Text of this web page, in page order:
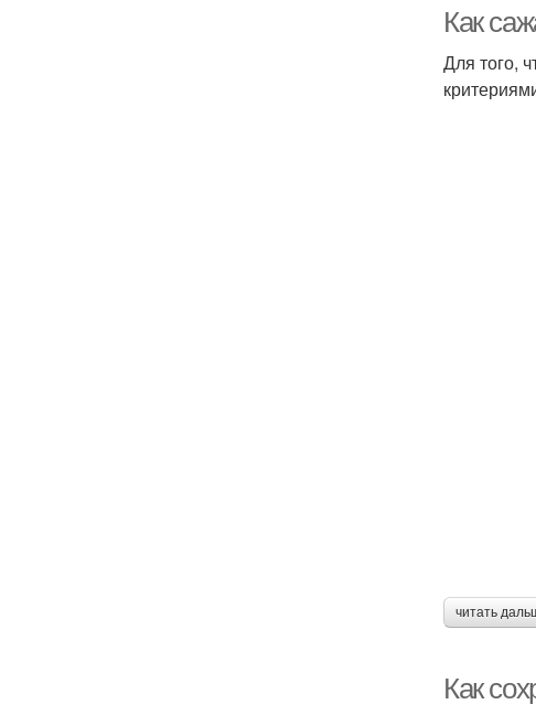
Как
Для того,
читать
Как